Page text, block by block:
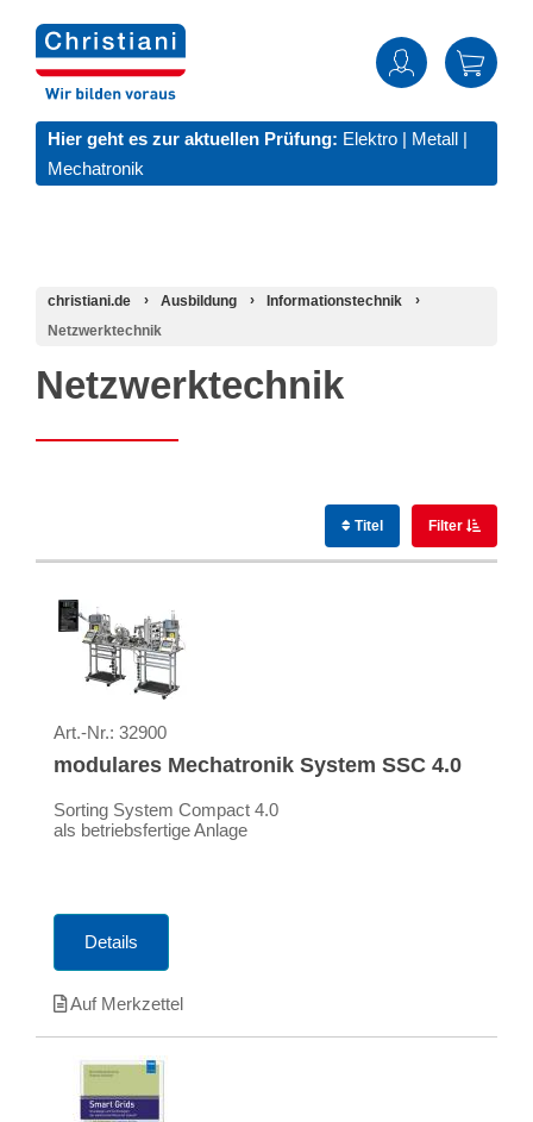
Hier geht es zur aktuellen Prüfung: Elektro | Metall |
Mechatronik
christiani.de Ausbildung
Informationstechnik
Netzwerktechnik
Netzwerktechnik
Titel Filter
Art.-Nr.: 32900
modulares Mechatronik System SSC 4.0
Sorting System Compact 4.0
als betriebsfertige Anlage
Details
Auf Merkzettel